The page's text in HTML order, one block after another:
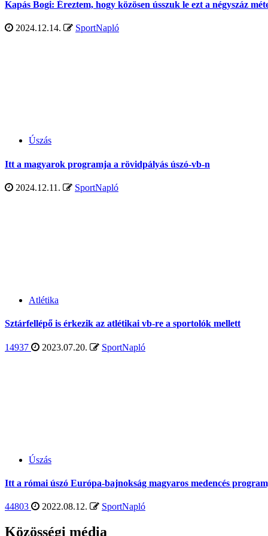
Kapás Bogi: Éreztem, hogy közösen ússzuk le ezt a négyszáz
2024.12.14. SportNapló
Úszás
Itt a magyarok programja a rövidpályás úszó-vb-n
2024.12.11. SportNapló
Atlétika
Sztárfellépő is érkezik az atlétikai vb-re a sportolók mellett
14937 2023.07.20. SportNapló
Úszás
Itt a római úszó Európa-bajnokság magyaros medencés
44803 2022.08.12. SportNapló
Közösségi média